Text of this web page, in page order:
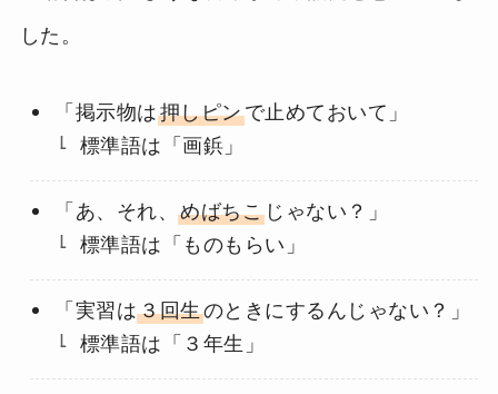
した。
「掲示物は押しピンで止めておいて」
標準語は「画鋲」
「あ、それ、めばちこ じゃない？」
標準語は「ものもらい」
「実習は３回生のときにするんじゃない？」
標準語は「３年生」